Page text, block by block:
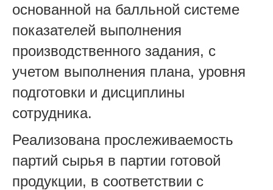
основанной на балльной системе
показателей выполнения
производственного задания, с
учетом выполнения плана, уровня
подготовки и дисциплины
сотрудника.
Реализована прослеживаемость
партий сырья в партии готовой
продукции, в соответствии с